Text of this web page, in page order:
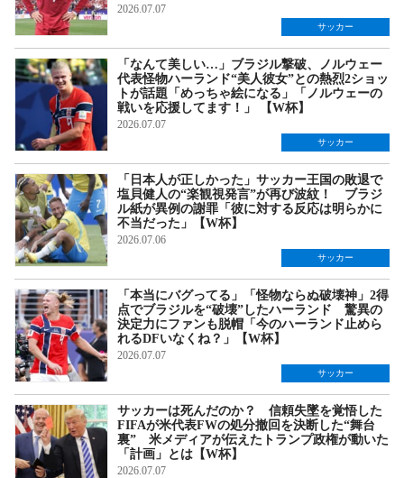
2026.07.07
サッカー
「なんて美しい…」ブラジル撃破、ノルウェー
代表怪物ハーランド“美人彼女”との熱烈2ショッ
トが話題「めっちゃ絵になる」「ノルウェーの
戦いを応援してます！」 【W杯】
2026.07.07
サッカー
「日本人が正しかった」サッカー王国の敗退で
塩貝健人の“楽観視発言”が再び波紋！ ブラジ
ル紙が異例の謝罪「彼に対する反応は明らかに
不当だった」【W杯】
2026.07.06
サッカー
「本当にバグってる」「怪物ならぬ破壊神」2得
点でブラジルを“破壊”したハーランド 驚異の
決定力にファンも脱帽「今のハーランド止めら
れるDFいなくね？」【W杯】
2026.07.07
サッカー
サッカーは死んだのか？ 信頼失墜を覚悟した
FIFAが米代表FWの処分撤回を決断した“舞台
裏” 米メディアが伝えたトランプ政権が動いた
「計画」とは【W杯】
2026.07.07